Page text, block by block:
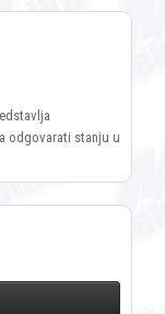
odgovarati stanju u